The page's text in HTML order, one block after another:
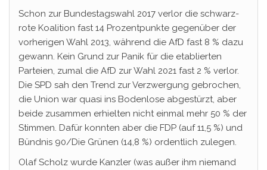
Schon zur Bundestagswahl 2017 verlor die schwarz-
rote Koalition fast 14 Prozentpunkte gegenüber der
vorherigen Wahl 2013, während die AfD fast 8 % dazu
gewann. Kein Grund zur Panik für die etablierten
Parteien, zumal die AfD zur Wahl 2021 fast 2 % verlor.
Die SPD sah den Trend zur Verzwergung gebrochen,
die Union war quasi ins Bodenlose abgestürzt, aber
beide zusammen erhielten nicht einmal mehr 50 % der
Stimmen. Dafür konnten aber die FDP (auf 11,5 %) und
Bündnis 90/Die Grünen (14,8 %) ordentlich zulegen.
Olaf Scholz wurde Kanzler (was außer ihm niemand